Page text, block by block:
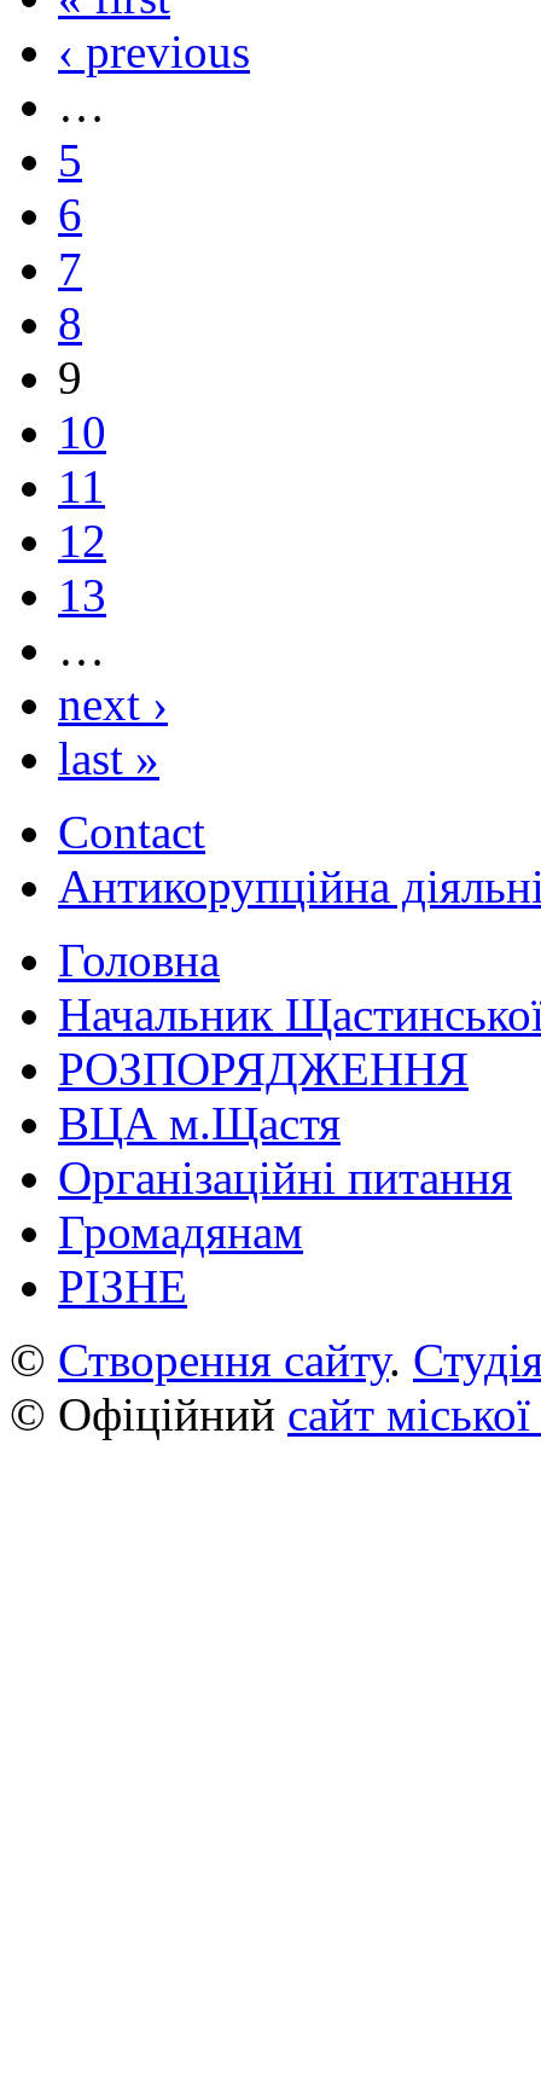
‹ previous
…
5
6
7
8
9
10
11
12
13
…
next ›
last »
Contact
Антикорупційна
Головна
Начальник
РОЗПОРЯДЖЕННЯ
ВЦА м.Щастя
Організаційні питання
Громадянам
РІЗНЕ
© Створення сайту.
© Офіційний сайт